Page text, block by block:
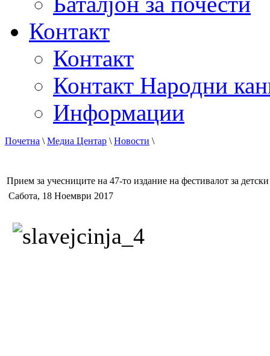
Контакт
Контакт
Контакт Народни
Информации
Почетна \Медиа Центар \Новости \
Прием за учесниците на 47-то издание на фестивалот за детски
Сабота, 18 Ноември 2017